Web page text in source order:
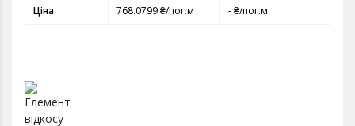
Ціна 768.0799 ₴/пог.м - ₴/пог.м